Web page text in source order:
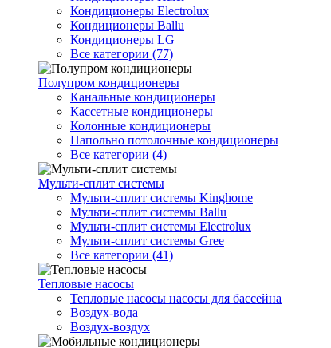
Кондиционеры Electrolux
Кондиционеры Ballu
Кондиционеры LG
Все категории (77)
Полупром кондиционеры
Канальные кондиционеры
Кассетные кондиционеры
Колонные кондиционеры
Напольно потолочные кондиционеры
Все категории (4)
Мульти-сплит системы
Мульти-сплит системы Kinghome
Мульти-сплит системы Ballu
Мульти-сплит системы Electrolux
Мульти-сплит системы Gree
Все категории (41)
Тепловые насосы
Тепловые насосы насосы для бассейна
Воздух-вода
Воздух-воздух